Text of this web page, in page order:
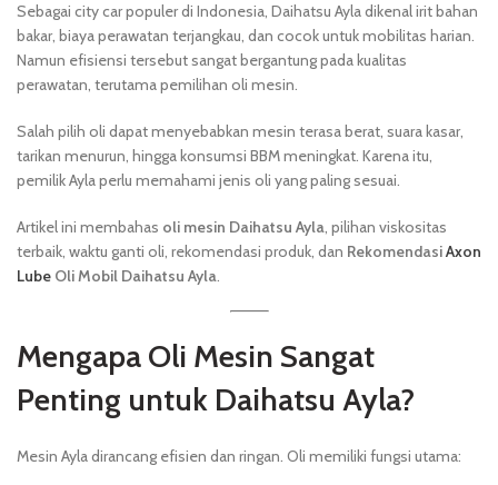
Sebagai city car populer di Indonesia, Daihatsu Ayla dikenal irit bahan
bakar, biaya perawatan terjangkau, dan cocok untuk mobilitas harian.
Namun efisiensi tersebut sangat bergantung pada kualitas
perawatan, terutama pemilihan oli mesin.
Salah pilih oli dapat menyebabkan mesin terasa berat, suara kasar,
tarikan menurun, hingga konsumsi BBM meningkat. Karena itu,
pemilik Ayla perlu memahami jenis oli yang paling sesuai.
Artikel ini membahas oli mesin Daihatsu Ayla, pilihan viskositas
terbaik, waktu ganti oli, rekomendasi produk, dan RekomendasiAxon
Lube Oli Mobil Daihatsu Ayla.
Mengapa Oli Mesin Sangat
Penting untuk Daihatsu Ayla?
Mesin Ayla dirancang efisien dan ringan. Oli memiliki fungsi utama: